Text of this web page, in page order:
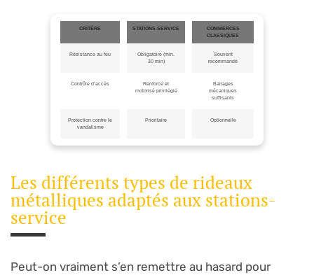
CRITÈRE STATIONS-SERVICE
COMMERCES
CLASSIQUES
Résistance au feu
Obligatoire (min.
30 min)
Souvent
recommandé
Contrôle d’accès
Renforcé et
motorisé privilégié
Barrages
mécaniques
suffisants
Protection contre le
vandalisme
Prioritaire Optionnelle
Les différents types de rideaux
métalliques adaptés aux stations-
service
Peut-on vraiment s’en remettre au hasard pour